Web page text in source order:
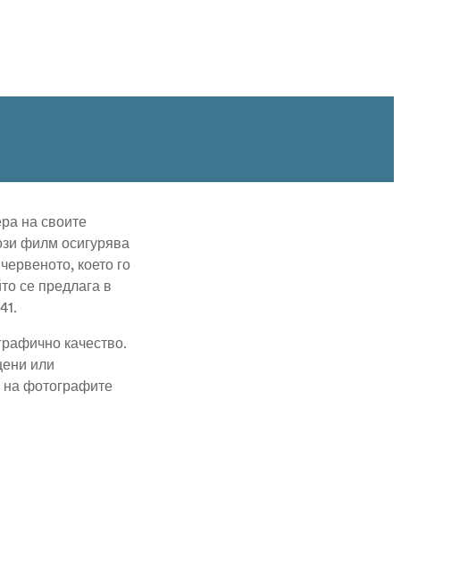
на своите
филм осигурява
което го
се предлага в
качество.
или
на фотографите